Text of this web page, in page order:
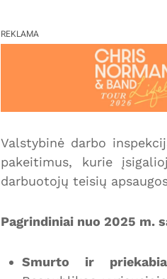
REKLAMA
Valstybinė darbo
pakeitimus, kurie
darbuotojų teisių
Pagrindiniai nuo 2025 m.
Smurto ir